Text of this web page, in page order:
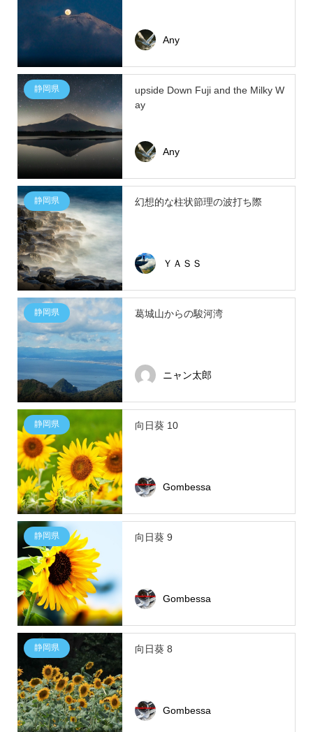
Any
静岡県
upside Down Fuji and the Milky W
ay
Any
静岡県 幻想的な柱状節理の波打ち際
ＹＡＳＳ
静岡県 葛城山からの駿河湾
ニャン太郎
静岡県 向日葵 10
Gombessa
静岡県 向日葵 9
Gombessa
静岡県 向日葵 8
Gombessa